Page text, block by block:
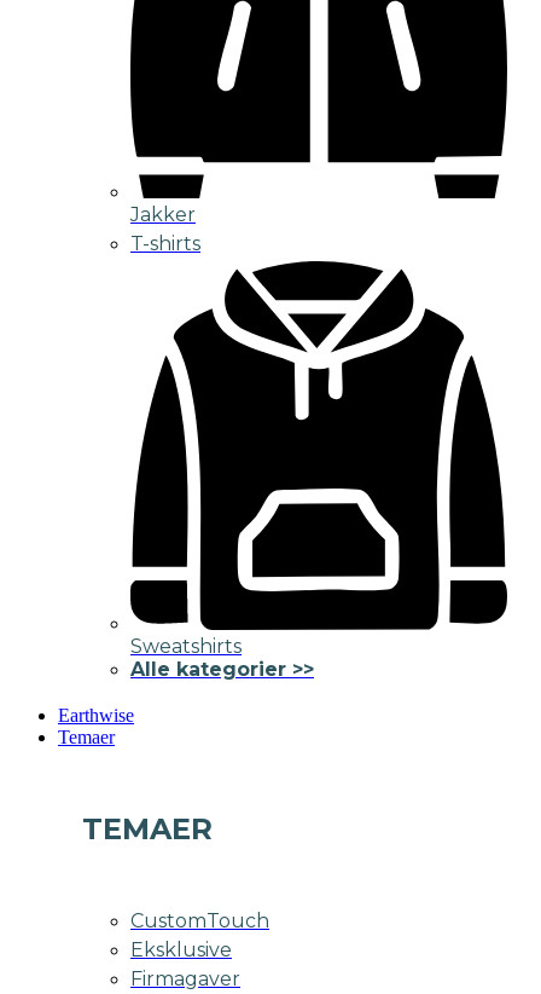
Jakker
T-shirts
Sweatshirts
Alle kategorier >>
Earthwise
Temaer
TEMAER
CustomTouch
Eksklusive
Firmagaver